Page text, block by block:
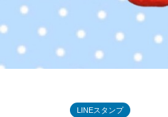
LINEスタンプ